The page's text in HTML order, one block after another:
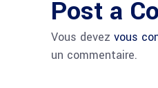
Post a
Vous devez vous
un commentaire.